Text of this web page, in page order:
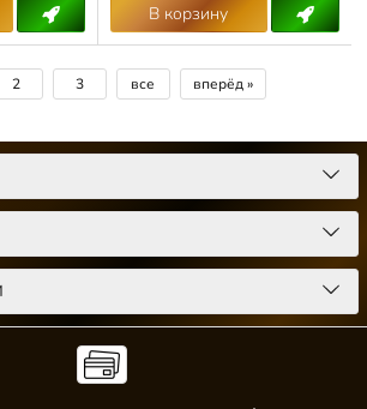
В корзину
2 3 все вперёд »